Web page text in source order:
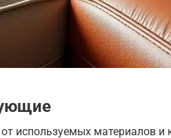
используемых материалов